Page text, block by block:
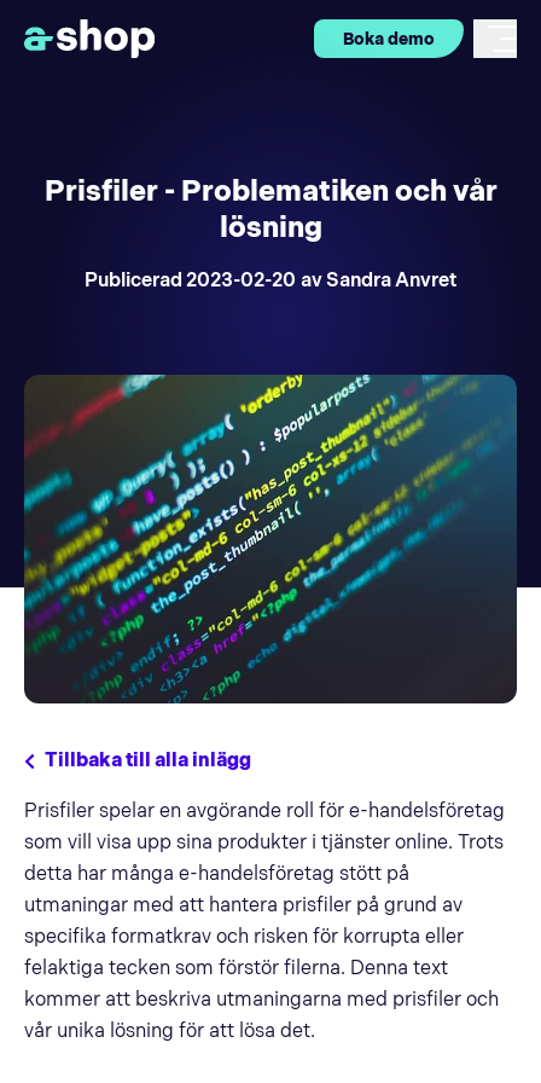
Boka demo
Prisfiler - Problematiken och vår
lösning
Publicerad 2023-02-20 av Sandra Anvret
Tillbaka till alla inlägg
Prisfiler spelar en avgörande roll för e-handelsföretag
som vill visa upp sina produkter i tjänster online. Trots
detta har många e-handelsföretag stött på
utmaningar med att hantera prisfiler på grund av
specifika formatkrav och risken för korrupta eller
felaktiga tecken som förstör filerna. Denna text
kommer att beskriva utmaningarna med prisfiler och
vår unika lösning för att lösa det.